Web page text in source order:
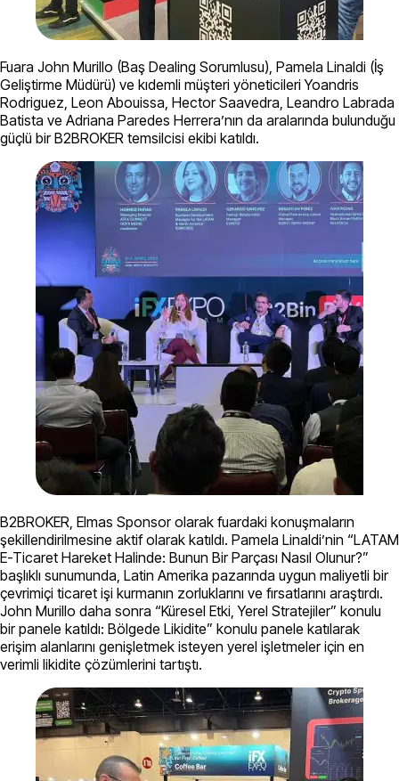
Fuara John Murillo (Baş Dealing Sorumlusu), Pamela Linaldi (İş
Geliştirme Müdürü) ve kıdemli müşteri yöneticileri Yoandris
Rodriguez, Leon Abouissa, Hector Saavedra, Leandro Labrada
Batista ve Adriana Paredes Herrera’nın da aralarında bulunduğu
güçlü bir B2BROKER temsilcisi ekibi katıldı.
B2BROKER, Elmas Sponsor olarak fuardaki konuşmaların
şekillendirilmesine aktif olarak katıldı. Pamela Linaldi’nin “LATAM
E-Ticaret Hareket Halinde: Bunun Bir Parçası Nasıl Olunur?”
başlıklı sunumunda, Latin Amerika pazarında uygun maliyetli bir
çevrimiçi ticaret işi kurmanın zorluklarını ve fırsatlarını araştırdı.
John Murillo daha sonra “Küresel Etki, Yerel Stratejiler” konulu
bir panele katıldı: Bölgede Likidite” konulu panele katılarak
erişim alanlarını genişletmek isteyen yerel işletmeler için en
verimli likidite çözümlerini tartıştı.